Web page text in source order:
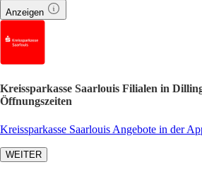
Anzeigen
Kreissparkasse Saarlouis Filialen in
Öffnungszeiten
Kreissparkasse Saarlouis Angebote in der
WEITER